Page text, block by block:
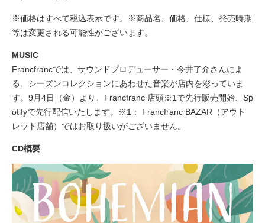
※価格はすべて税込表示です。※商品名、価格、仕様、発売時期
等は変更される可能性がございます。
MUSIC
Francfrancでは、サウンドプロデューサー・今井了介さんによ
る、シーズンコレクションにあわせた音楽が店内を彩っていま
す。9月4日（金）より、Francfranc 店頭※1で先行販売開始、Sp
otifyで先行配信いたします。※1： Francfranc BAZAR（アウト
レット店舗）ではお取り扱いがございません。
CD概要